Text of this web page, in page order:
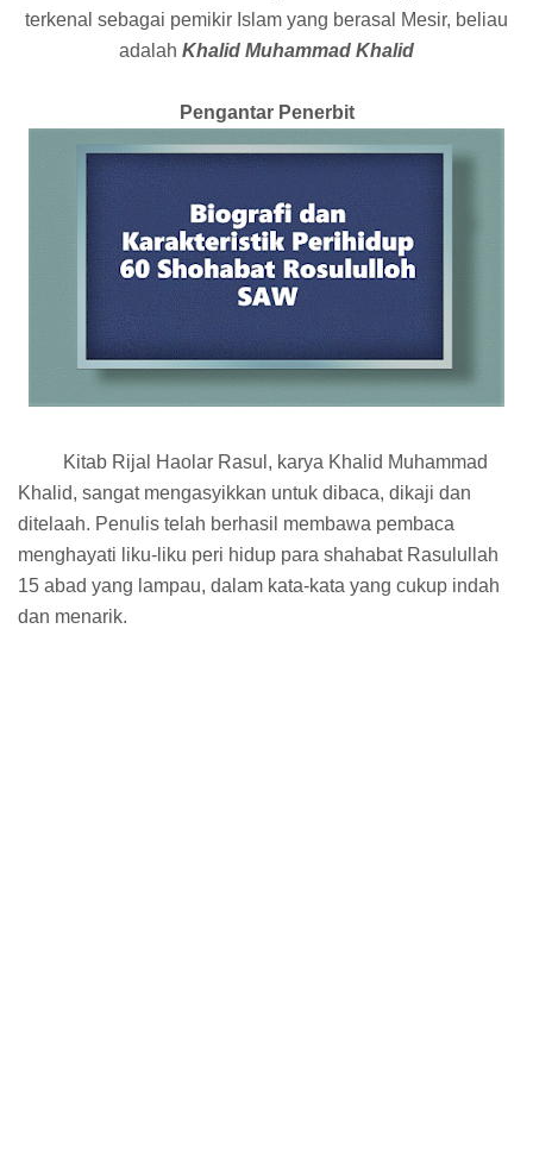
terkenal sebagai pemikir Islam yang berasal Mesir, beliau
adalah Khalid Muhammad Khalid
Pengantar Penerbit
Kitab Rijal Haolar Rasul, karya Khalid Muhammad
Khalid, sangat mengasyikkan untuk dibaca, dikaji dan
ditelaah. Penulis telah berhasil membawa pembaca
menghayati liku-liku peri hidup para shahabat Rasulullah
15 abad yang lampau, dalam kata-kata yang cukup indah
dan menarik.